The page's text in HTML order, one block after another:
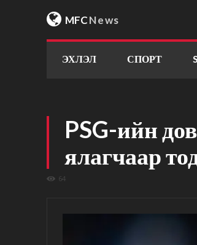
MFCNews
ЭХЛЭЛ СПОРТ
PSG-ийн
ялагчаар
64